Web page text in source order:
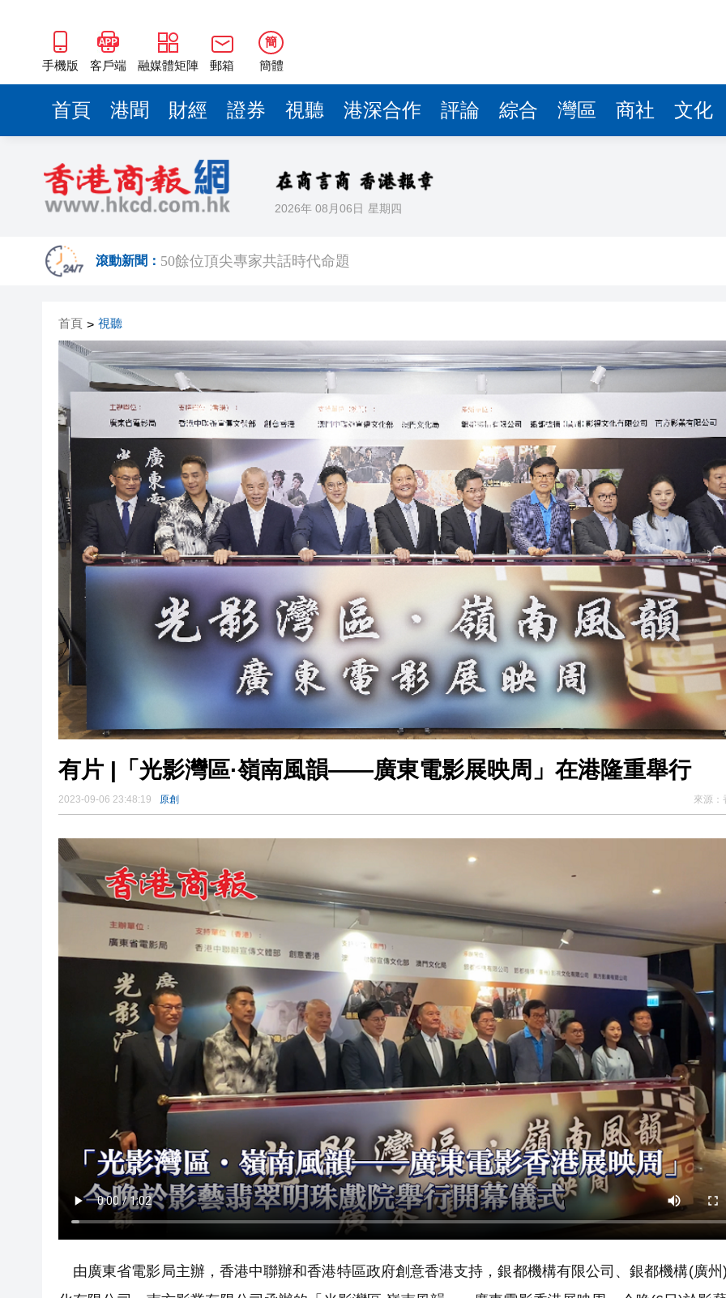
手機版 客戶端 融媒體矩陣 郵箱
簡
簡體
首頁 港聞 財經 證券 視聽 港深合作 評論 綜合 灣區 商社 文化
2026年 08月06日 星期四
滾動新聞：
梁振英率港區全國政協委員考察團來瓊考察
2025年海南儋州以舊換新帶動消費約18億元
山東26戶省屬國企去年合計營收2.58萬億 利潤總額近936億
黎智英案｜吳良好：依法公正處理黎智英求情 罪證如山豈能妄想輕判
騰出更多時間專注做好宏福苑火災獨立委員會工作 李家超暫停3項公職委任
海南澄邁文儒煥新升級 五組數據見證文儒沉香從傳統邁向現代
山東26戶省屬國企去年合計營收2.58萬億 利潤總額近936億
瀋陽鐵西校園閱讀活動解鎖閱讀新玩法
黎智英案｜吳良好：依法公正處理黎智英求情 罪證如山豈能妄想輕判
騰出更多時間專注做好宏福苑火災獨立委員會工作 李家超暫停3項公職委任
50餘位頂尖專家共話時代命題
海南澄邁文儒煥新升級 五組數據見證文儒沉香從傳統邁向現代
梁振英率港區全國政協委員考察團來瓊考察
2025年海南儋州以舊換新帶動消費約18億元
山東26戶省屬國企去年合計營收2.58萬億 利潤總額近936億
瀋陽鐵西校園閱讀活動解鎖閱讀新玩法
首頁 > 視聽
有片 |「光影灣區·嶺南風韻——廣東電影展映周」在港隆重舉行
2023-09-06 23:48:19 原創 來源：
由廣東省電影局主辦，香港中聯辦和香港特區政府創意香港支持，銀都機構有限公司、銀都機構(廣州